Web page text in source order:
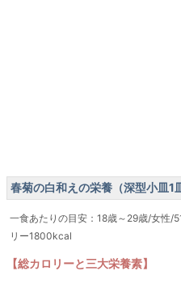
春菊の白和えの栄養（深型小皿1
一食あたりの目安：18歳～29歳/女性/
リー1800kcal
【総カロリーと三大栄養素】